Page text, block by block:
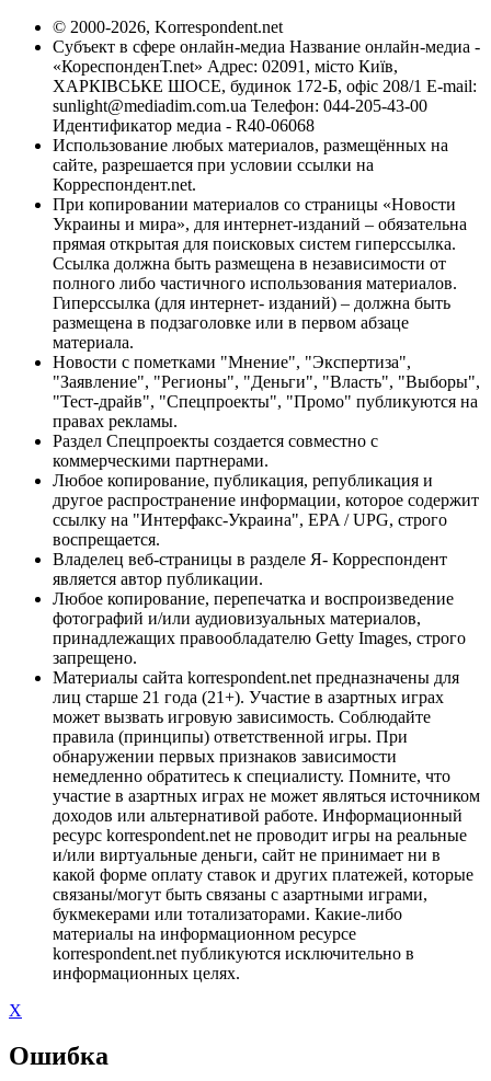
© 2000-2026, Korrespondent.net
Субъект в сфере онлайн-медиа Название онлайн-медиа -
«КореспонденТ.net» Адрес: 02091, місто Київ,
ХАРКІВСЬКЕ ШОСЕ, будинок 172-Б, офіс 208/1 E-mail:
sunlight@mediadim.com.ua Телефон: 044-205-43-00
Идентификатор медиа - R40-06068
Использование любых материалов, размещённых на
сайте, разрешается при условии ссылки на
Корреспондент.net.
При копировании материалов со страницы «Новости
Украины и мира», для интернет-изданий – обязательна
прямая открытая для поисковых систем гиперссылка.
Ссылка должна быть размещена в независимости от
полного либо частичного использования материалов.
Гиперссылка (для интернет- изданий) – должна быть
размещена в подзаголовке или в первом абзаце
материала.
Новости с пометками "Мнение", "Экспертиза",
"Заявление", "Регионы", "Деньги", "Власть", "Выборы",
"Тест-драйв", "Спецпроекты", "Промо" публикуются на
правах рекламы.
Раздел Спецпроекты создается совместно с
коммерческими партнерами.
Любое копирование, публикация, републикация и
другое распространение информации, которое содержит
ссылку на "Интерфакс-Украина", EPA / UPG, строго
воспрещается.
Владелец веб-страницы в разделе Я- Корреспондент
является автор публикации.
Любое копирование, перепечатка и воспроизведение
фотографий и/или аудиовизуальных материалов,
принадлежащих правообладателю Getty Images, строго
запрещено.
Материалы сайта korrespondent.net предназначены для
лиц старше 21 года (21+). Участие в азартных играх
может вызвать игровую зависимость. Соблюдайте
правила (принципы) ответственной игры. При
обнаружении первых признаков зависимости
немедленно обратитесь к специалисту. Помните, что
участие в азартных играх не может являться источником
доходов или альтернативой работе. Информационный
ресурс korrespondent.net не проводит игры на реальные
и/или виртуальные деньги, сайт не принимает ни в
какой форме оплату ставок и других платежей, которые
связаны/могут быть связаны с азартными играми,
букмекерами или тотализаторами. Какие-либо
материалы на информационном ресурсе
korrespondent.net публикуются исключительно в
информационных целях.
X
Ошибка